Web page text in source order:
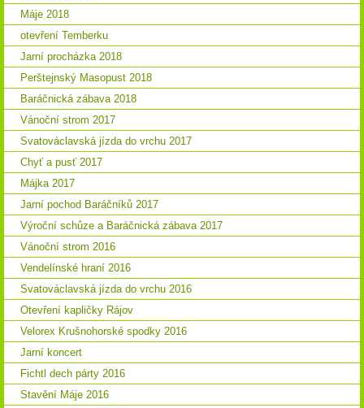
Máje 2018
otevření Temberku
Jarní procházka 2018
Perštejnský Masopust 2018
Baráčnická zábava 2018
Vánoční strom 2017
Svatováclavská jízda do vrchu 2017
Chyť a pusť 2017
Májka 2017
Jarní pochod Baráčníků 2017
Výroční schůze a Baráčnická zábava 2017
Vánoční strom 2016
Vendelínské hraní 2016
Svatováclavská jízda do vrchu 2016
Otevření kapličky Rájov
Velorex Krušnohorské spodky 2016
Jarní koncert
Fichtl dech párty 2016
Stavění Máje 2016